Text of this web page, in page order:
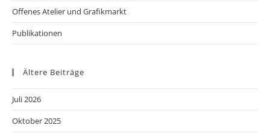
Offenes Atelier und Grafikmarkt
Publikationen
Ältere Beiträge
Juli 2026
Oktober 2025